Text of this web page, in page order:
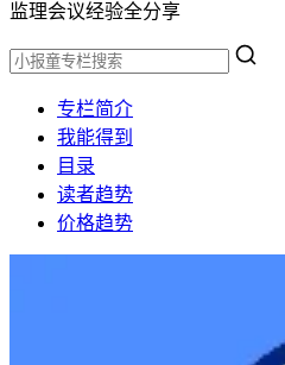
监理会议经验全分享
专栏简介
我能得到
目录
读者趋势
价格趋势